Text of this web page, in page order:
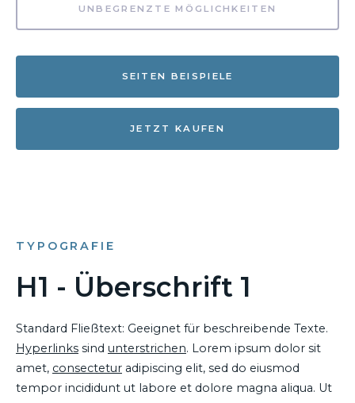
UNBEGRENZTE MÖGLICHKEITEN
SEITEN BEISPIELE
JETZT KAUFEN
TYPOGRAFIE
H1 - Überschrift 1
Standard Fließtext: Geeignet für beschreibende Texte.
Hyperlinks sind unterstrichen. Lorem ipsum dolor sit
amet, consectetur adipiscing elit, sed do eiusmod
tempor incididunt ut labore et dolore magna aliqua. Ut